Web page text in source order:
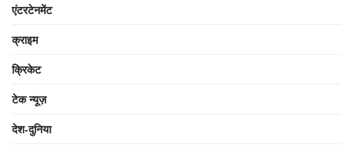
एंटरटेनमेंट
क्राइम
क्रिकेट
टेक न्यूज़
देश-दुनिया